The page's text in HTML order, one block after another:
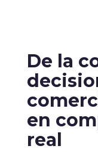
De la
en
real